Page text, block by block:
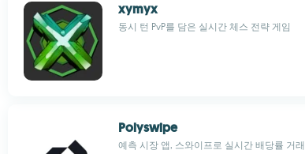
xymyx
동시 턴 PvP를 담은 실시간 체스 전략 게임
Polyswipe
예측 시장 앱, 스와이프로 실시간 배당률 거래